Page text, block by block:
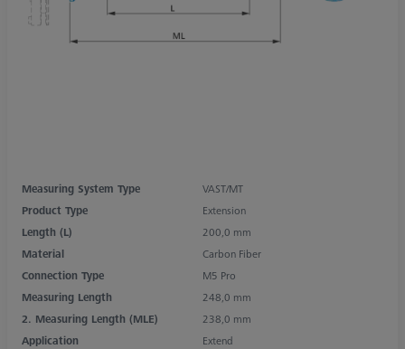
Measuring System Type
VAST/MT
Product Type
Extension
Length (L)
200,0 mm
Material
Carbon Fiber
Connection Type
M5 Pro
Measuring Length
248,0 mm
2. Measuring Length (MLE)
238,0 mm
Application
Extend